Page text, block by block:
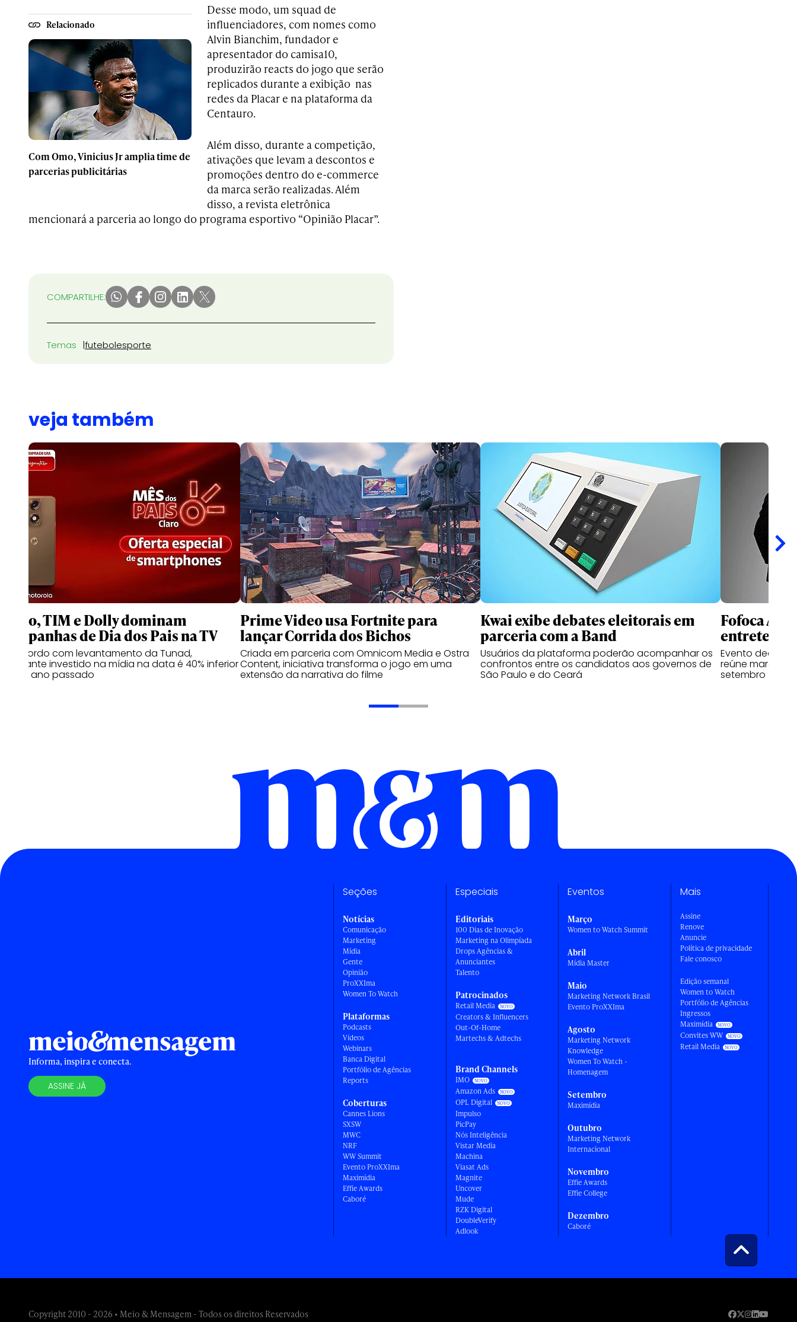
Relacionado
Com Omo, Vinicius Jr amplia time de
parcerias publicitárias
Desse modo, um squad de
influenciadores, com nomes como
Alvin Bianchim, fundador e
apresentador do camisa10,
produzirão reacts do jogo que serão
replicados durante a exibição nas
redes da Placar e na plataforma da
Centauro.
Além disso, durante a competição,
ativações que levam a descontos e
promoções dentro do e-commerce
da marca serão realizadas. Além
disso, a revista eletrônica
mencionará a parceria ao longo do programa esportivo “Opinião Placar”.
COMPARTILHE:
Temas futebolesporte
veja também
Claro, TIM e Dolly dominam
campanhas de Dia dos Pais na TV
De acordo com levantamento da Tunad,
montante investido na mídia na data é 40% inferior
ao do ano passado
Prime Video usa Fortnite para
lançar Corrida dos Bichos
Criada em parceria com Omnicom Media e Ostra
Content, iniciativa transforma o jogo em uma
extensão da narrativa do filme
Kwai exibe debates eleitorais em
parceria com a Band
Usuários da plataforma poderão acompanhar os
confrontos entre os candidatos aos governos de
São Paulo e do Ceará
Fofoca
Evento
reúne marcas,
setembro
Informa, inspira e conecta.
ASSINE JÁ
Seções
Notícias
Comunicação
Marketing
Mídia
Gente
Opinião
ProXXIma
Women To Watch
Plataformas
Podcasts
Vídeos
Webinars
Banca Digital
Portfólio de Agências
Reports
Coberturas
Cannes Lions
SXSW
MWC
NRF
WW Summit
Evento ProXXIma
Maximídia
Effie Awards
Caboré
Especiais
Editoriais
100 Dias de Inovação
Marketing na Olimpíada
Drops Agências &
Anunciantes
Talento
Patrocinados
Retail Media
Creators & Influencers
Out-Of-Home
Martechs & Adtechs
Brand Channels
IMO
Amazon Ads
OPL Digital
Impulso
PicPay
Nós Inteligência
Vistar Media
Machina
Viasat Ads
Magnite
Uncover
Mude
RZK Digital
DoubleVerify
Adlook
Eventos
Março
Women to Watch Summit
Abril
Mídia Master
Maio
Marketing Network Brasil
Evento ProXXIma
Agosto
Marketing Network
Knowledge
Women To Watch -
Homenagem
Setembro
Maximídia
Outubro
Marketing Network
Internacional
Novembro
Effie Awards
Effie College
Dezembro
Caboré
Mais
Assine
Renove
Anuncie
Política de privacidade
Fale conosco
Edição semanal
Women to Watch
Portfólio de Agências
Ingressos
Maximídia
Convites WW
Retail Media
Copyright 2010 - 2026 • Meio & Mensagem - Todos os direitos Reservados